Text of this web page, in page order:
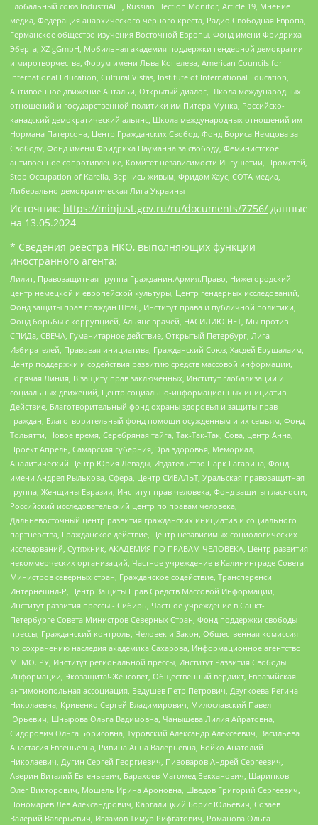
Глобальный союз IndustriALL, Russian Election Monitor, Article 19, Мнение
медиа, Федерация анархического черного креста, Радио Свободная Европа,
Германское общество изучения Восточной Европы, Фонд имени Фридриха
Эберта, XZ gGmbH, Мобильная академия поддержки гендерной демократии
и миротворчества, Форум имени Льва Копелева, American Councils for
International Education, Cultural Vistas, Institute of International Education,
Антивоенное движение Антальи, Открытый диалог, Школа международных
отношений и государственной политики им Питера Мунка, Российско-
канадский демократический альянс, Школа международных отношений им
Нормана Патерсона, Центр Гражданских Свобод, Фонд Бориса Немцова за
Свободу, Фонд имени Фридриха Науманна за свободу, Феминистское
антивоенное сопротивление, Комитет независимости Ингушетии, Прометей,
Stop Occupation of Karelia, Вернись живым, Фридом Хаус, СОТА медиа,
Либерально-демократическая Лига Украины
Источник: https://minjust.gov.ru/ru/documents/7756/ данные
на 13.05.2024
* Сведения реестра НКО, выполняющих функции
иностранного агента:
Лилит, Правозащитная группа Гражданин.Армия.Право, Нижегородский
центр немецкой и европейской культуры, Центр гендерных исследований,
Фонд защиты прав граждан Штаб, Институт права и публичной политики,
Фонд борьбы с коррупцией, Альянс врачей, НАСИЛИЮ.НЕТ, Мы против
СПИДа, СВЕЧА, Гуманитарное действие, Открытый Петербург, Лига
Избирателей, Правовая инициатива, Гражданский Союз, Хасдей Ерушалаим,
Центр поддержки и содействия развитию средств массовой информации,
Горячая Линия, В защиту прав заключенных, Институт глобализации и
социальных движений, Центр социально-информационных инициатив
Действие, Благотворительный фонд охраны здоровья и защиты прав
граждан, Благотворительный фонд помощи осужденным и их семьям, Фонд
Тольятти, Новое время, Серебряная тайга, Так-Так-Так, Сова, центр Анна,
Проект Апрель, Самарская губерния, Эра здоровья, Мемориал,
Аналитический Центр Юрия Левады, Издательство Парк Гагарина, Фонд
имени Андрея Рылькова, Сфера, Центр СИБАЛЬТ, Уральская правозащитная
группа, Женщины Евразии, Институт прав человека, Фонд защиты гласности,
Российский исследовательский центр по правам человека,
Дальневосточный центр развития гражданских инициатив и социального
партнерства, Гражданское действие, Центр независимых социологических
исследований, Сутяжник, АКАДЕМИЯ ПО ПРАВАМ ЧЕЛОВЕКА, Центр развития
некоммерческих организаций, Частное учреждение в Калининграде Совета
Министров северных стран, Гражданское содействие, Трансперенси
Интернешнл-Р, Центр Защиты Прав Средств Массовой Информации,
Институт развития прессы - Сибирь, Частное учреждение в Санкт-
Петербурге Совета Министров Северных Стран, Фонд поддержки свободы
прессы, Гражданский контроль, Человек и Закон, Общественная комиссия
по сохранению наследия академика Сахарова, Информационное агентство
МЕМО. РУ, Институт региональной прессы, Институт Развития Свободы
Информации, Экозащита!-Женсовет, Общественный вердикт, Евразийская
антимонопольная ассоциация, Бедушев Петр Петрович, Дзугкоева Регина
Николаевна, Кривенко Сергей Владимирович, Милославский Павел
Юрьевич, Шнырова Ольга Вадимовна, Чанышева Лилия Айратовна,
Сидорович Ольга Борисовна, Туровский Александр Алексеевич, Васильева
Анастасия Евгеньевна, Ривина Анна Валерьевна, Бойко Анатолий
Николаевич, Дугин Сергей Георгиевич, Пивоваров Андрей Сергеевич,
Аверин Виталий Евгеньевич, Барахоев Магомед Бекханович, Шарипков
Олег Викторович, Мошель Ирина Ароновна, Шведов Григорий Сергеевич,
Пономарев Лев Александрович, Каргалицкий Борис Юльевич, Созаев
Валерий Валерьевич, Исламов Тимур Рифгатович, Романова Ольга